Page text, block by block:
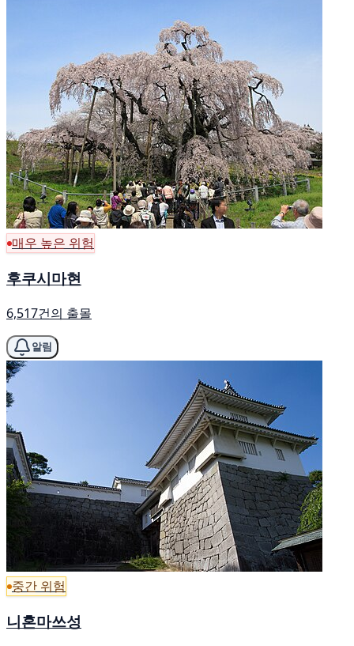
매우 높은 위험
후쿠시마현
6,517건의 출몰
알림
중간 위험
니혼마쓰성